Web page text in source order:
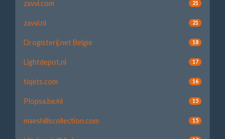
zavvi.com 21
zavvi.nl 21
Drogisterij.net Belgie 18
Lightdepot.nl 17
tiqets.com 16
Plopsa.be/nl 15
maeshillscollection.com 15